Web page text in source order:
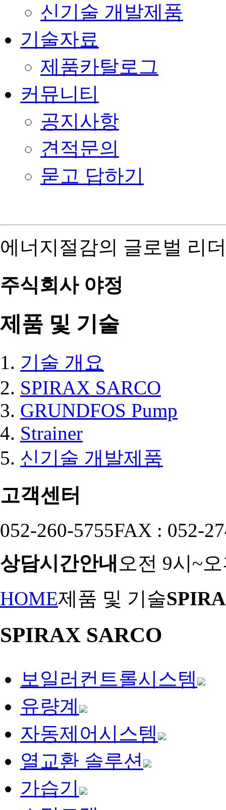
신기술 개발제품
기술자료
제품카탈로그
커뮤니티
공지사항
견적문의
묻고 답하기
에너지절감의 글로벌 리
주식회사 야정
제품 및 기술
기술 개요
SPIRAX SARCO
GRUNDFOS Pump
Strainer
신기술 개발제품
고객센터
052-260-5755FAX : 052-
상담시간안내오전 9시~
HOME제품 및 기술
SPIRAX SARCO
보일러컨트롤시스템
유량계
자동제어시스템
열교환 솔루션
가습기